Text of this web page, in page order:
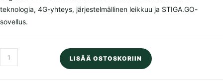
teknologia, 4G-yhteys, järjestelmällinen leikkuu ja STIGA.GO-
sovellus.
STIGA
A
LISÄÄ OSTOSKORIIN